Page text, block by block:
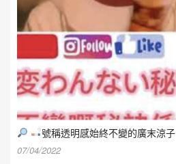
號稱透明感始終不變的廣末涼子
07/04/2022